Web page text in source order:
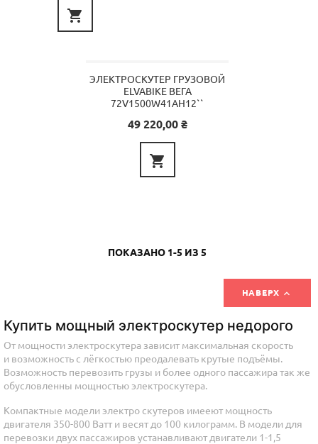

ЭЛЕКТРОСКУТЕР ГРУЗОВОЙ
ELVABIKE ВЕГА
72V1500W41AH12``
Цена
49 220,00 ₴

ПОКАЗАНО 1-5 ИЗ 5
НАВЕРХ 
Купить мощный электроскутер недорого
От мощности электроскутера зависит максимальная скорость
и возможность с лёгкостью преодалевать крутые подъёмы.
Возможность перевозить грузы и более одного пассажира так же
обусловленны мощностью электроскутера.
Компактные модели электро скутеров имееют мощность
двигателя 350-800 Ватт и весят до 100 килограмм. В модели для
перевозки двух пассажиров устанавливают двигатели 1-1,5